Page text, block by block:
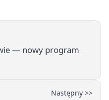
— nowy program
Następny >>